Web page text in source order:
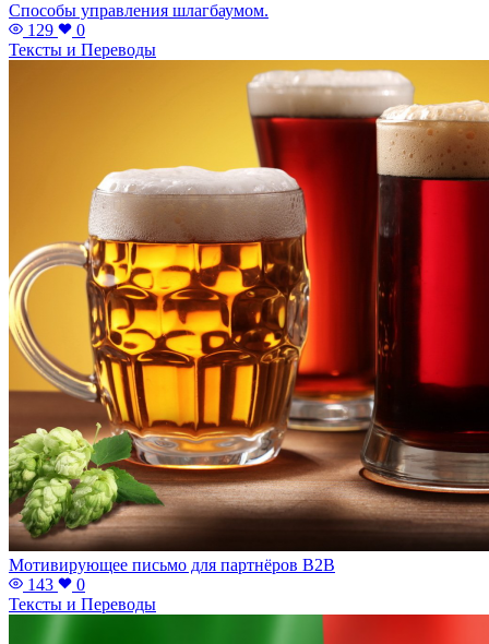
Способы управления шлагбаумом.
129
0
Тексты и Переводы
Мотивирующее письмо для партнёров B2B
143
0
Тексты и Переводы